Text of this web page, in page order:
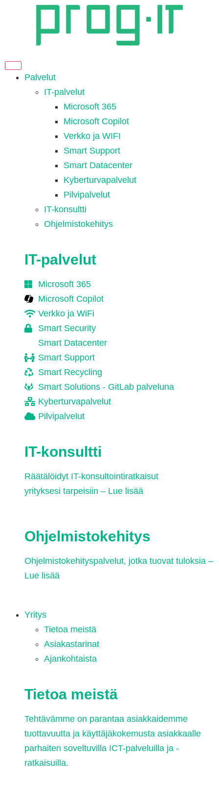
Palvelut
IT-palvelut
Microsoft 365
Microsoft Copilot
Verkko ja WIFI
Smart Support
Smart Datacenter
Kyberturvapalvelut
Pilvipalvelut
IT-konsultti
Ohjelmistokehitys
IT-palvelut
Microsoft 365
Microsoft Copilot
Verkko ja WiFi
Smart Security
Smart Datacenter
Smart Support
Smart Recycling
Smart Solutions - GitLab palveluna
Kyberturvapalvelut
Pilvipalvelut
IT-konsultti
Räätälöidyt IT-konsultointiratkaisut
yrityksesi tarpeisiin – Lue lisää
Ohjelmistokehitys
Ohjelmistokehityspalvelut, jotka tuovat tuloksia –
Lue lisää
Yritys
Tietoa meistä
Asiakastarinat
Ajankohtaista
Tietoa meistä
Tehtävämme on parantaa asiakkaidemme
tuottavuutta ja käyttäjäkokemusta asiakkaalle
parhaiten soveltuvilla ICT-palveluilla ja -
ratkaisuilla.